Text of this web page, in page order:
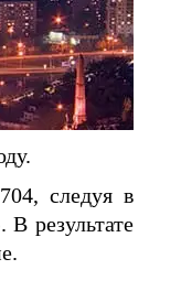
следуя в
результате